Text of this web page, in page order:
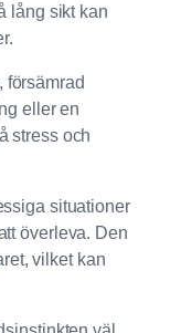
lång sikt kan
försämrad
eller en
stress och
situationer
överleva. Den
vilket kan